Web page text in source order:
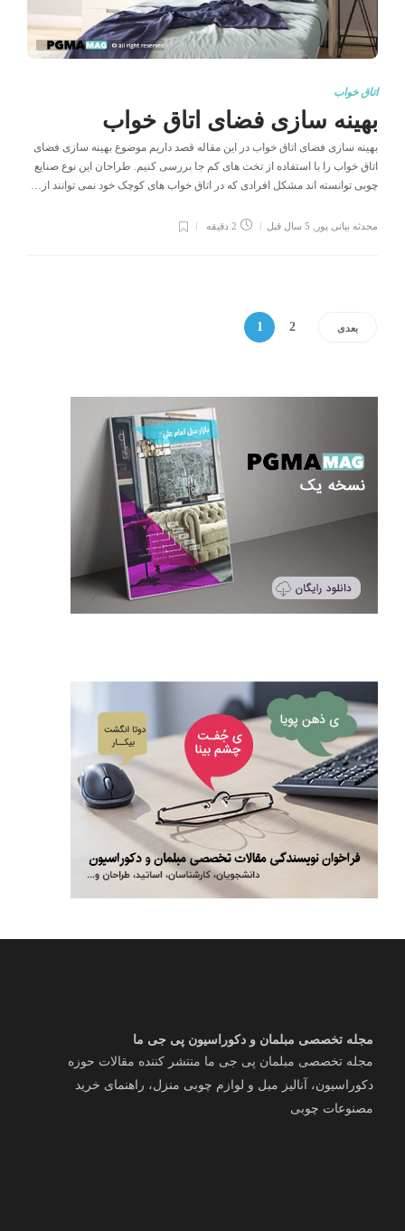
اتاق خواب
بهینه سازی فضای اتاق خواب
بهینه سازی فضای اتاق خواب در این مقاله قصد داریم موضوع بهینه سازی فضای
اتاق خواب را با استفاده از تخت های کم جا بررسی کنیم. طراحان این نوع صنایع
چوبی توانسته اند مشکل افرادی که در اتاق خواب های کوچک خود نمی توانند از…
محدثه بیانی پور 5 سال قبل 2 دقیقه
1 2 بعدی
مجله تخصصی مبلمان و دکوراسیون پی جی ما
مجله تخصصی مبلمان پی جی ما منتشر کننده مقالات حوزه
دکوراسیون، آنالیز مبل و لوازم چوبی منزل، راهنمای خرید
مصنوعات چوبی